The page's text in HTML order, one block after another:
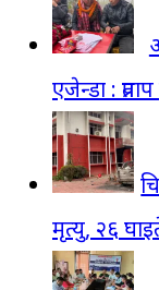
एजेन्डा :
मृत्यु, २६